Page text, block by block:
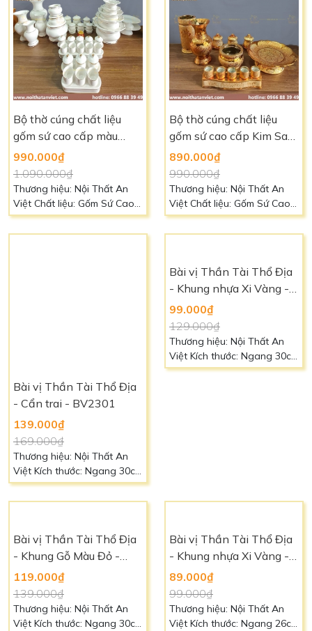
Bộ thờ cúng chất liệu
gốm sứ cao cấp màu
trắng viền vàng nhũ -
DTC2302
990.000₫
1.090.000₫
Thương hiệu: Nội Thất An
Việt Chất liệu: Gốm Sứ Cao
Cấp Màu sắc: Trắng Liên hệ:
0966 88 39 49 để biết thêm
Bộ thờ cúng chất liệu
gốm sứ cao cấp Kim Sa
DTC2301
890.000₫
990.000₫
Thương hiệu: Nội Thất An
Việt Chất liệu: Gốm Sứ Cao
Cấp Màu sắc: Vàng Liên hệ:
0966 88 39 49 để biết thêm
Bài vị Thần Tài Thổ Địa
- Cẩn trai - BV2301
139.000₫
169.000₫
Thương hiệu: Nội Thất An
Việt Kích thước: Ngang 30cm
- Cao 40cm Chất liệu: Khung
gỗ, mặt kính và hoa văn cẩn
thêm chi tiết
nhựa Xi Vàng Màu sắc:
Bài vị Thần Tài Thổ Địa
- Khung Gỗ Màu Đỏ -
BV2303
119.000₫
139.000₫
Thương hiệu: Nội Thất An
Việt Kích thước: Ngang 30cm
Bài vị Thần Tài Thổ Địa
- Khung nhựa Xi Vàng -
Tráng Gương - BV2304
89.000₫
99.000₫
Thương hiệu: Nội Thất An
Việt Kích thước: Ngang 26cm